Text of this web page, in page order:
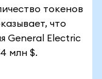
токенов
что
General Electric
млн $.